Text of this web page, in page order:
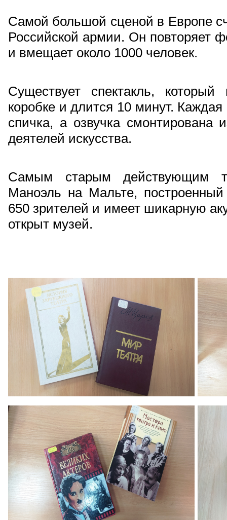
Самой большой сценой в Европе
Российской армии. Он повторяет
и вмещает около 1000 человек.
Существует спектакль,
коробке и длится 10 минут. Каждая
спичка, а озвучка смонтирована
деятелей искусства.
Самым старым действующим
Маноэль на Мальте,
650 зрителей и имеет шикарную
открыт музей.